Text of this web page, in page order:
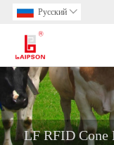
Pусский 
LF RFID Cone